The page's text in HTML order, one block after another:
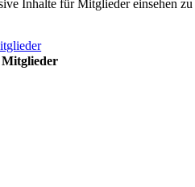
Inhalte für Mitglieder einsehen zu